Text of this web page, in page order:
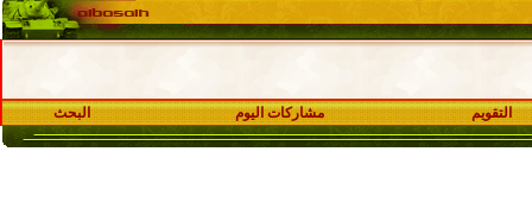
التقويم مشاركات اليوم البحث